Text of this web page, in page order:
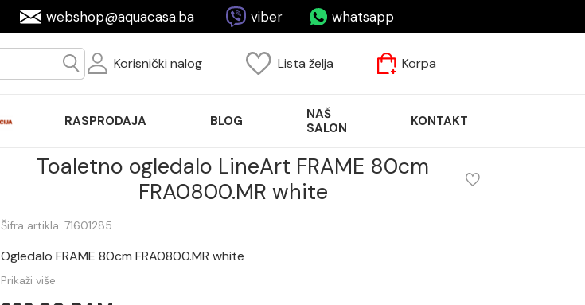
webshop@aquacasa.ba viber whatsapp
Korisnički nalog Lista želja Korpa
RASPRODAJA BLOG
NAŠ
SALON
KONTAKT
Toaletno ogledalo LineArt FRAME 80cm
FRA0800.MR white
Šifra artikla: 71601285
Ogledalo FRAME 80cm FRA0800.MR white
Prikaži više